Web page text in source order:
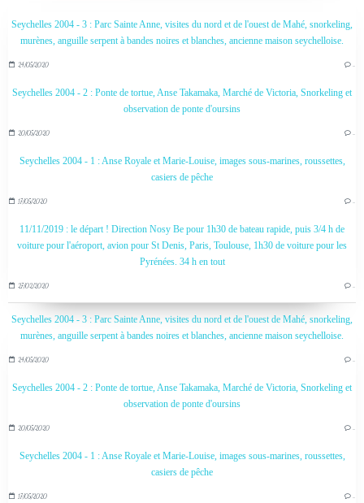
Seychelles 2004 - 3 : Parc Sainte Anne, visites du nord et de l'ouest de Mahé, snorkeling,
murènes, anguille serpent à bandes noires et blanches, ancienne maison seychelloise.
24/05/2020 …
Seychelles 2004 - 2 : Ponte de tortue, Anse Takamaka, Marché de Victoria, Snorkeling et
observation de ponte d'oursins
20/05/2020 …
Seychelles 2004 - 1 : Anse Royale et Marie-Louise, images sous-marines, roussettes,
casiers de pêche
17/05/2020 …
11/11/2019 : le départ ! Direction Nosy Be pour 1h30 de bateau rapide, puis 3/4 h de
voiture pour l'aéroport, avion pour St Denis, Paris, Toulouse, 1h30 de voiture pour les
Pyrénées. 34 h en tout
27/02/2020 …
Seychelles 2004 - 3 : Parc Sainte Anne, visites du nord et de l'ouest de Mahé, snorkeling,
murènes, anguille serpent à bandes noires et blanches, ancienne maison seychelloise.
24/05/2020 …
Seychelles 2004 - 2 : Ponte de tortue, Anse Takamaka, Marché de Victoria, Snorkeling et
observation de ponte d'oursins
20/05/2020 …
Seychelles 2004 - 1 : Anse Royale et Marie-Louise, images sous-marines, roussettes,
casiers de pêche
17/05/2020 …